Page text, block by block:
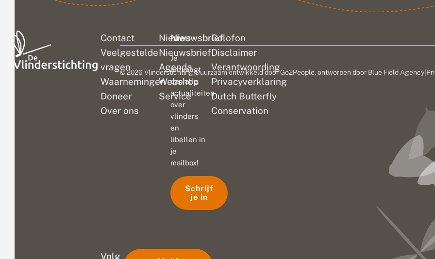
Contact
Veelgestelde
vragen
Waarnemingen
Doneer
Over ons
Nieuws
Nieuwsbrief
Agenda
Webshop
Service
Colofon
Disclaimer
Verantwoording
Privacyverklaring
Dutch Butterfly
Conservation
Nieuwsbrief
Je
ontvangt
dan alle
actualiteiten
over
vlinders
en
libellen in
je
mailbox!
Schrijf
je in
Volg
© 2026 Vlinderstichting|Duurzaam ontwikkeld doorGo2People, ontworpen door Blue Field Agency